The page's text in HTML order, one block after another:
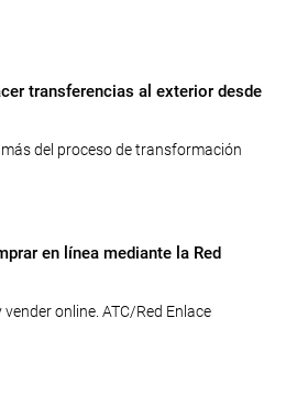
transferencias al exterior desde
del proceso de transformación
en línea mediante la Red
online. ATC/Red Enlace